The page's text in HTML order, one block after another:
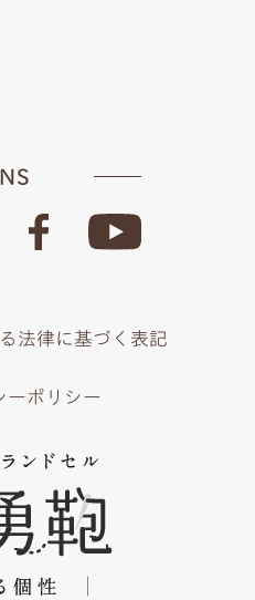
法律に基づく表記
ーポリシー